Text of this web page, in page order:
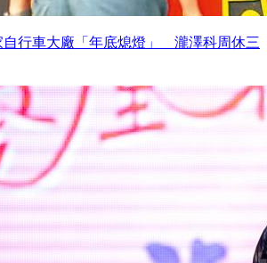
自行車大廠「年底熄燈」 瀧澤科周休三